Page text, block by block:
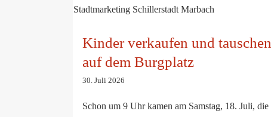
Kinder verkaufen und tauschen auf dem
Kinder verkaufen und tauschen
auf dem Burgplatz
30. Juli 2026
Schon um 9 Uhr kamen am Samstag, 18. Juli, die